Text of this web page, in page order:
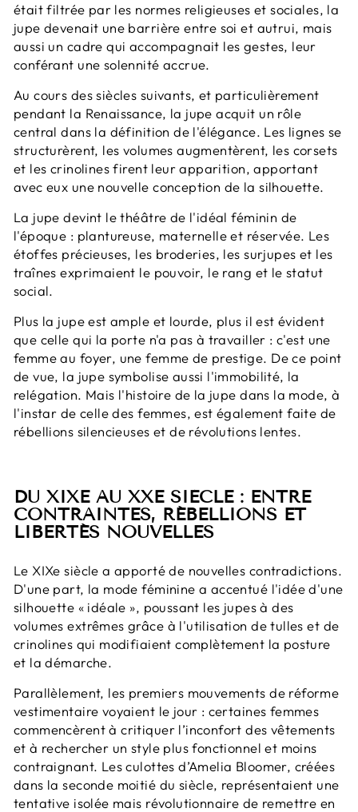
était filtrée par les normes religieuses et sociales, la
jupe devenait une barrière entre soi et autrui, mais
aussi un cadre qui accompagnait les gestes, leur
conférant une solennité accrue.
Au cours des siècles suivants, et particulièrement
pendant la Renaissance, la jupe acquit un rôle
central dans la définition de l'élégance. Les lignes se
structurèrent, les volumes augmentèrent, les corsets
et les crinolines firent leur apparition, apportant
avec eux une nouvelle conception de la silhouette.
La jupe devint le théâtre de l'idéal féminin de
l'époque : plantureuse, maternelle et réservée. Les
étoffes précieuses, les broderies, les surjupes et les
traînes exprimaient le pouvoir, le rang et le statut
social.
Plus la jupe est ample et lourde, plus il est évident
que celle qui la porte n'a pas à travailler : c'est une
femme au foyer, une femme de prestige. De ce point
de vue, la jupe symbolise aussi l'immobilité, la
relégation. Mais l'histoire de la jupe dans la mode, à
l'instar de celle des femmes, est également faite de
rébellions silencieuses et de révolutions lentes.
DU XIXE AU XXE SIÈCLE : ENTRE
CONTRAINTES, RÉBELLIONS ET
LIBERTÉS NOUVELLES
Le XIXe siècle a apporté de nouvelles contradictions.
D'une part, la mode féminine a accentué l'idée d'une
silhouette « idéale », poussant les jupes à des
volumes extrêmes grâce à l'utilisation de tulles et de
crinolines qui modifiaient complètement la posture
et la démarche.
Parallèlement, les premiers mouvements de réforme
vestimentaire voyaient le jour : certaines femmes
commencèrent à critiquer l’inconfort des vêtements
et à rechercher un style plus fonctionnel et moins
contraignant. Les culottes d’Amelia Bloomer, créées
dans la seconde moitié du siècle, représentaient une
tentative isolée mais révolutionnaire de remettre en